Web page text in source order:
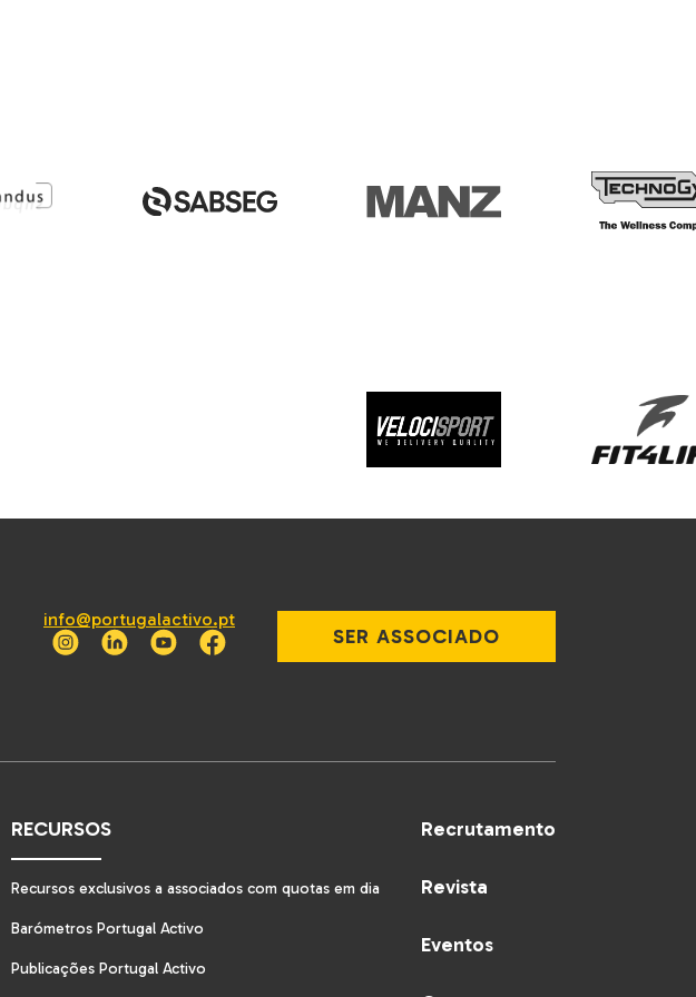
info@portugalactivo.pt
SER ASSOCIADO
RECURSOS
Recursos exclusivos a associados com quotas em dia
Barómetros Portugal Activo
Publicações Portugal Activo
Recrutamento
Revista
Eventos